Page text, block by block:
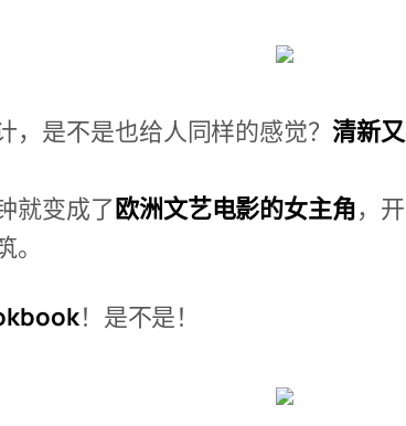
是不是也给人同样的感觉？ 清新
就变成了欧洲文艺电影的女主角，
！是不是！